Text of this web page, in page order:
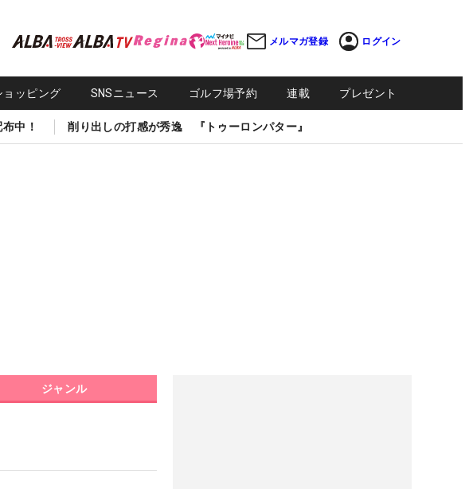
メルマガ登録 ログイン
ョッピング SNSニュース ゴルフ場予約 連載 プレゼント
中！ 削り出しの打感が秀逸 『トゥーロンパター』
ジャンル